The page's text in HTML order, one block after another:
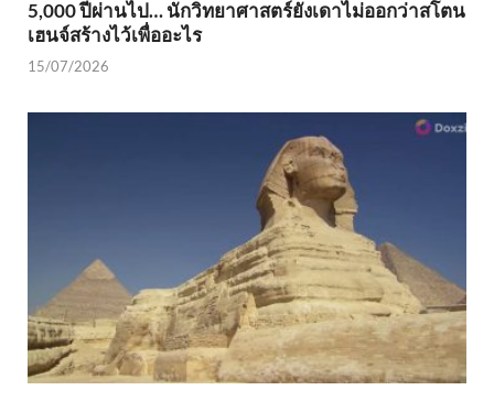
5,000 ปีผ่านไป… นักวิทยาศาสตร์ยังเดาไม่ออกว่าสโตน
เฮนจ์สร้างไว้เพื่ออะไร
15/07/2026